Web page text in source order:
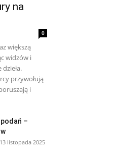
na
0
większą
widzów i
przywołują
i
–
13 listopada 2025